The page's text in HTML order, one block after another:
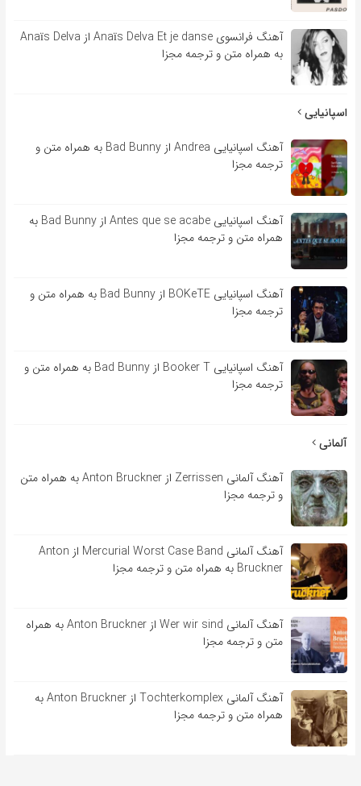
آهنگ فرانسوی Anaïs Delva Et je danse از Anaïs Delva
به همراه متن و ترجمه مجزا
اسپانیایی
آهنگ اسپانیایی Andrea از Bad Bunny به همراه متن و
ترجمه مجزا
آهنگ اسپانیایی Antes que se acabe از Bad Bunny به
همراه متن و ترجمه مجزا
آهنگ اسپانیایی BOKeTE از Bad Bunny به همراه متن و
ترجمه مجزا
آهنگ اسپانیایی Booker T از Bad Bunny به همراه متن و
ترجمه مجزا
آلمانی
آهنگ آلمانی Zerrissen از Anton Bruckner به همراه متن
و ترجمه مجزا
آهنگ آلمانی Mercurial Worst Case Band از Anton
Bruckner به همراه متن و ترجمه مجزا
آهنگ آلمانی Wer wir sind از Anton Bruckner به همراه
متن و ترجمه مجزا
آهنگ آلمانی Tochterkomplex از Anton Bruckner به
همراه متن و ترجمه مجزا